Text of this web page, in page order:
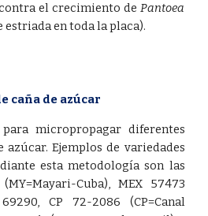
el crecimiento de Pantoea
en toda la placa).
caña de azúcar
micropropagar diferentes
azúcar. Ejemplos de variedades
esta metodología son las
Cuba), MEX 57473
CP 72-2086 (CP=Canal